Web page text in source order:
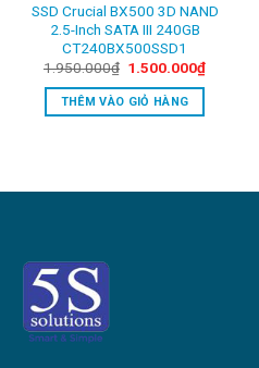
SSD Crucial BX500 3D NAND
2.5-Inch SATA III 240GB
CT240BX500SSD1
1.950.000₫ Original
was:
1.950.000₫.
1.500.000₫Current
THÊM VÀO GIỎ HÀNG